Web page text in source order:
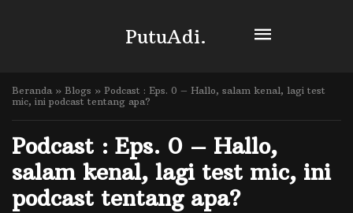
PutuAdi.
Beranda» Blogs » Podcast : Eps. 0 – Hallo, salam kenal, lagi test
mic, ini podcast tentang apa?
Podcast : Eps. 0 – Hallo,
salam kenal, lagi test mic, ini
podcast tentang apa?